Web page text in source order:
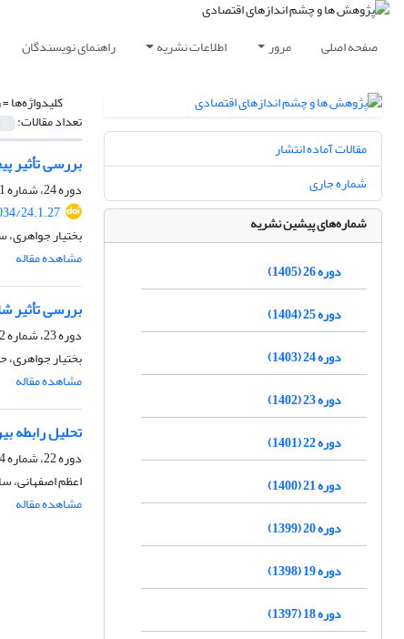
صفحه اصلی مرور اطلاعات نشریه راهنمای نویسندگان
کلیدواژه‌ها =
تعداد مقالات:
بررسی تأثیر
دوره 24، شماره 1، بهار 1403، صفحه
24.1.27
بختیار جواهری،
مشاهده مقاله
بررسی تأثیر
دوره 23، شماره 2، تابستان 1402، صفحه
بختیار
مشاهده مقاله
تحلیل رابطه
دوره 22، شماره 4، زمستان 1401، صفحه
اعظم اصفهانی،
مشاهده مقاله
مقالات آماده انتشار
شماره جاری
شماره‌های پیشین نشریه
دوره 26 (1405)
دوره 25 (1404)
دوره 24 (1403)
دوره 23 (1402)
دوره 22 (1401)
دوره 21 (1400)
دوره 20 (1399)
دوره 19 (1398)
دوره 18 (1397)